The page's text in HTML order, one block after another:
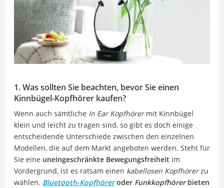
1. Was sollten Sie beachten, bevor Sie einen
Kinnbügel-Kopfhörer kaufen?
Wenn auch sämtliche In Ear Kopfhörermit Kinnbügel
klein und leicht zu tragen sind, so gibt es doch einige
entscheidende Unterschiede zwischen den einzelnen
Modellen, die auf dem Markt angeboten werden. Steht für
Sie eine uneingeschränkte Bewegungsfreiheit im
Vordergrund, ist es ratsam einen kabellosen Kopfhörerzu
wählen. Bluetooth-Kopfhöreroder Funkkopfhörerbieten